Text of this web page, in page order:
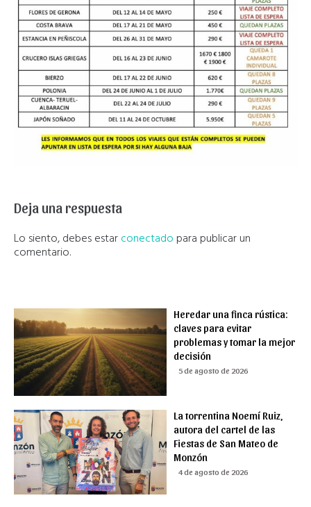
Deja una respuesta
Lo siento, debes estarconectado para publicar un
comentario.
Heredar una finca rústica:
claves para evitar
problemas y tomar la mejor
decisión
5 de agosto de 2026
La torrentina Noemí Ruiz,
autora del cartel de las
Fiestas de San Mateo de
Monzón
4 de agosto de 2026